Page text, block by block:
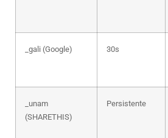
_gali (Google) 30s
_unam
(SHARETHIS)
Persistente